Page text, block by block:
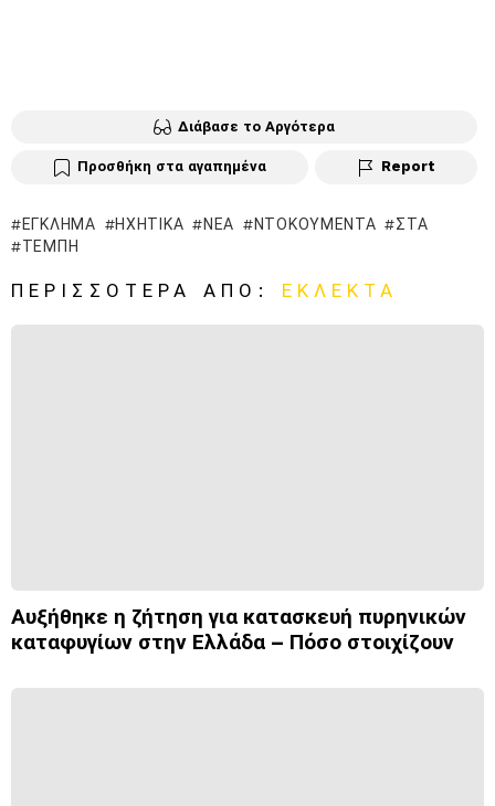
Διάβασε το Αργότερα
Προσθήκη στα αγαπημένα Report
ΈΓΚΛΗΜΑ ΗΧΗΤΙΚΆ ΝΈΑ ΝΤΟΚΟΥΜΈΝΤΑ
ΣΤΑ
ΤΈΜΠΗ
ΠΕΡΙΣΣΌΤΕΡΑ ΑΠΌ: ΕΚΛΕΚΤΆ
Αυξήθηκε η ζήτηση για κατασκευή πυρηνικών
καταφυγίων στην Ελλάδα – Πόσο στοιχίζουν